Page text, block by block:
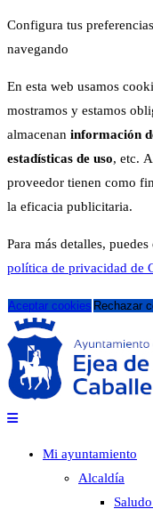
Configura tus
navegando
En esta web usamos
mostramos y estamos
almacenan información
estadísticas de uso, etc.
proveedor tienen como
la eficacia publicitaria.
Para más detalles,
política de privacidad de
Aceptar cookies Rechazar
Mi ayuntamiento
Alcaldía